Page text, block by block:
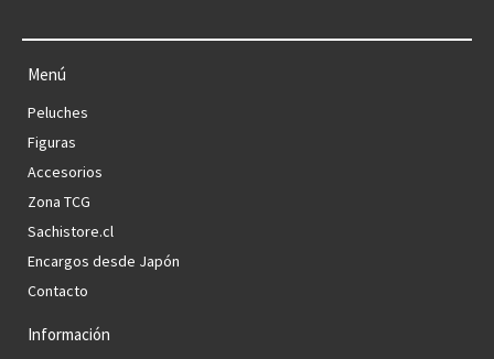
Menú
Peluches
Figuras
Accesorios
Zona TCG
Sachistore.cl
Encargos desde Japón
Contacto
Información